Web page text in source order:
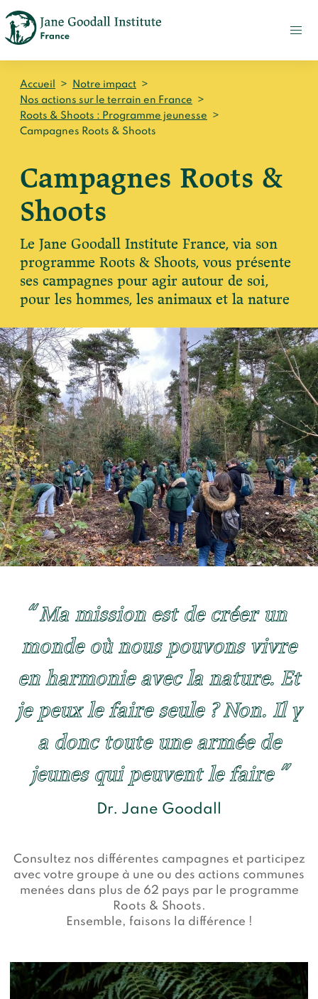
PRESSE
CONTACT
Accueil
Jane Goodall
Le Jane Goodall Institute France
Notre écosystème
Nos documents
Notre impact
Accueil
Nos actions sur le terrain en France
Nos actions sur le terrain en Afrique
Accueil
Les histoires du docteur Jane
Vies de primates
Les héros du JGI France
S'engager
Accueil
Devenir membre du "Cercle des Amis de Jane"
Faire un don
Devenir Chimp Guardian
Agir avec Roots & Shoots
Devenir bénévole
Événements et conférences
UN
Accueil > Notre impact >
Nos actions sur le terrain en France
>
Roots & Shoots : Programme jeunesse
>
Campagnes Roots & Shoots
Campagnes Roots &
Shoots
Le Jane Goodall Institute France, via son
programme Roots & Shoots, vous présente
ses campagnes pour agir autour de soi,
pour les hommes, les animaux et la nature
Ma mission est de créer un
monde où nous pouvons vivre
en harmonie avec la nature. Et
je peux le faire seule ? Non. Il y
a donc toute une armée de
jeunes qui peuvent le faire
Dr. Jane Goodall
Consultez nos différentes campagnes et participez
avec votre groupe à une ou des actions communes
menées dans plus de 62 pays par le programme
Roots & Shoots.
Ensemble, faisons la différence !